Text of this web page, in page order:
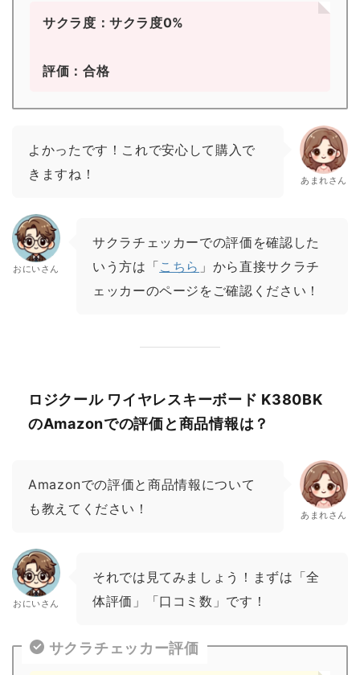
サクラ度：サクラ度0%
評価：合格
よかったです！これで安心して購入で
きますね！
あまれさん
おにいさん
サクラチェッカーでの評価を確認した
いう方は「こちら 」から直接サクラチ
ェッカーのページをご確認ください！
ロジクール ワイヤレスキーボード K380BK
のAmazonでの評価と商品情報は？
Amazonでの評価と商品情報について
も教えてください！
あまれさん
おにいさん
それでは見てみましょう！まずは「全
体評価」「口コミ数」です！
サクラチェッカー評価